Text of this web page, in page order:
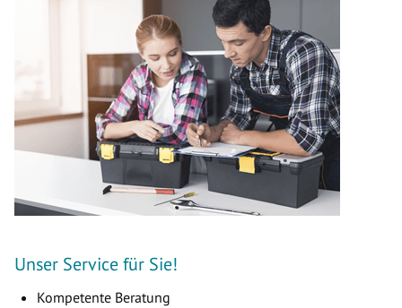
Unser Service für Sie!
Kompetente Beratung